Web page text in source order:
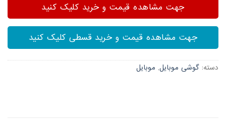
جهت مشاهده قیمت و خرید کلیک کنید
جهت مشاهده قیمت و خرید قسطی کلیک کنید
دسته: گوشی موبایل, موبایل